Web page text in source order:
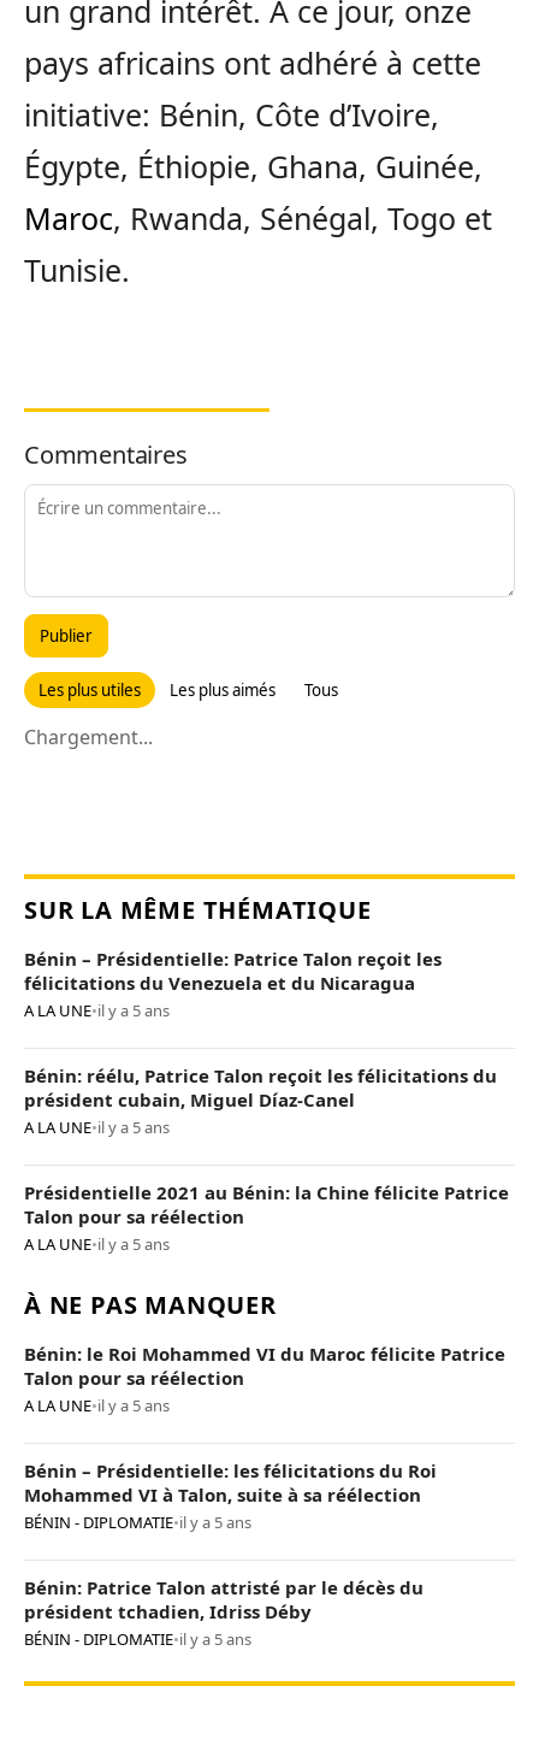
un grand intérêt. À ce jour, onze
pays africains ont adhéré à cette
initiative: Bénin, Côte d’Ivoire,
Égypte, Éthiopie, Ghana, Guinée,
Maroc, Rwanda, Sénégal, Togo et
Tunisie.
Commentaires
Publier
Les plus utiles Les plus aimés Tous
Chargement...
SUR LA MÊME THÉMATIQUE
Bénin – Présidentielle: Patrice Talon reçoit les
félicitations du Venezuela et du Nicaragua
A LA UNE•il y a 5 ans
Bénin: réélu, Patrice Talon reçoit les félicitations du
président cubain, Miguel Díaz-Canel
A LA UNE•il y a 5 ans
Présidentielle 2021 au Bénin: la Chine félicite Patrice
Talon pour sa réélection
A LA UNE•il y a 5 ans
À NE PAS MANQUER
Bénin: le Roi Mohammed VI du Maroc félicite Patrice
Talon pour sa réélection
A LA UNE•il y a 5 ans
Bénin – Présidentielle: les félicitations du Roi
Mohammed VI à Talon, suite à sa réélection
BÉNIN - DIPLOMATIE•il y a 5 ans
Bénin: Patrice Talon attristé par le décès du
président tchadien, Idriss Déby
BÉNIN - DIPLOMATIE•il y a 5 ans